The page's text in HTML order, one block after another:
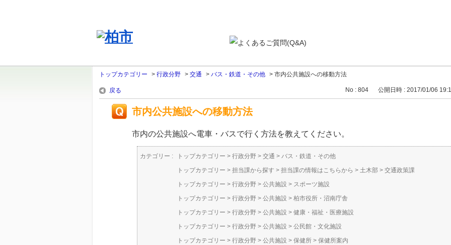
トップカテゴリー > 行政分野 > 交通 > バス・鉄道・その他 > 市内公共施設への移動方法
戻る No : 804 公開日時 : 2017/01/06
市内公共施設への移動方法
市内の公共施設へ電車・バスで行く方法を教えてください。
カテゴリー : トップカテゴリー > 行政分野 > 交通 > バス・鉄道・その他
トップカテゴリー > 担当課から探す > 担当課の情報はこちらから > 土木部 > 交通政策課
トップカテゴリー > 行政分野 > 公共施設 > スポーツ施設
トップカテゴリー > 行政分野 > 公共施設 > 柏市役所・沼南庁舎
トップカテゴリー > 行政分野 > 公共施設 > 健康・福祉・医療施設
トップカテゴリー > 行政分野 > 公共施設 > 公民館・文化施設
トップカテゴリー > 行政分野 > 公共施設 > 保健所 > 保健所案内